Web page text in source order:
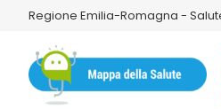
Regione Emilia-Romagna -